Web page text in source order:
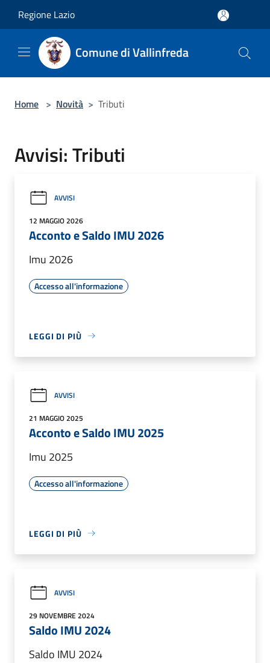
Regione Lazio
Comune di Vallinfreda
Home > Novità > Tributi
Avvisi: Tributi
AVVISI
12 MAGGIO 2026
Acconto e Saldo IMU 2026
Imu 2026
Accesso all'informazione
LEGGI DI PIÙ
AVVISI
21 MAGGIO 2025
Acconto e Saldo IMU 2025
Imu 2025
Accesso all'informazione
LEGGI DI PIÙ
AVVISI
29 NOVEMBRE 2024
Saldo IMU 2024
Saldo IMU 2024